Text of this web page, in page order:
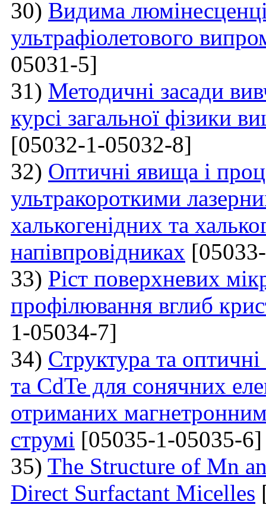
30) Видима
ультрафіолетового
05031-5]
31) Методичні засади
курсі загальної фізики
[05032-1-05032-8]
32) Оптичні явища і
ультракороткими
халькогенідних та
напівпровідниках
33) Ріст поверхневих
профілювання вглиб
1-05034-7]
34) Структура та
та CdTe для сонячних
отриманих
струмі [05035-1-05035-6]
35) The Structure of Mn
Direct Surfactant Micelles